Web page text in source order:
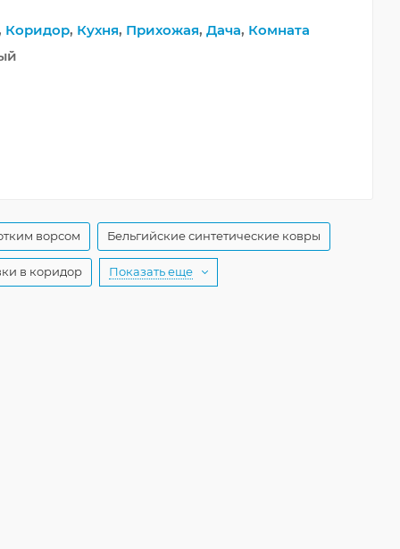
Коридор, Кухня, Прихожая, Дача, Комната
ворсом Бельгийские синтетические ковры
в коридор Показать еще